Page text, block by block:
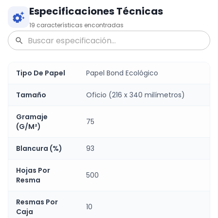
Especificaciones Técnicas
19 características encontradas
Tipo De Papel Papel Bond Ecológico
Tamaño Oficio (216 x 340 milímetros)
Gramaje
(G/M²)
75
Blancura (%) 93
Hojas Por
Resma
500
Resmas Por
Caja
10